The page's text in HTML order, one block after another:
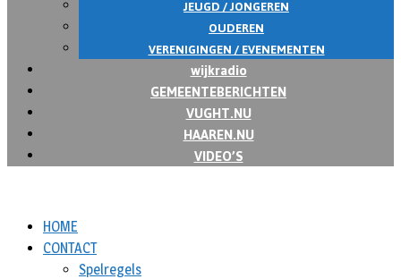
JEUGD / JONGEREN
OUDEREN
VERENIGINGEN / EVENEMENTEN
wijkradio
GEMEENTEBERICHTEN
VUGHT.NU
HAAREN.NU
VIDEO’S
HOME
CONTACT
Spelregels